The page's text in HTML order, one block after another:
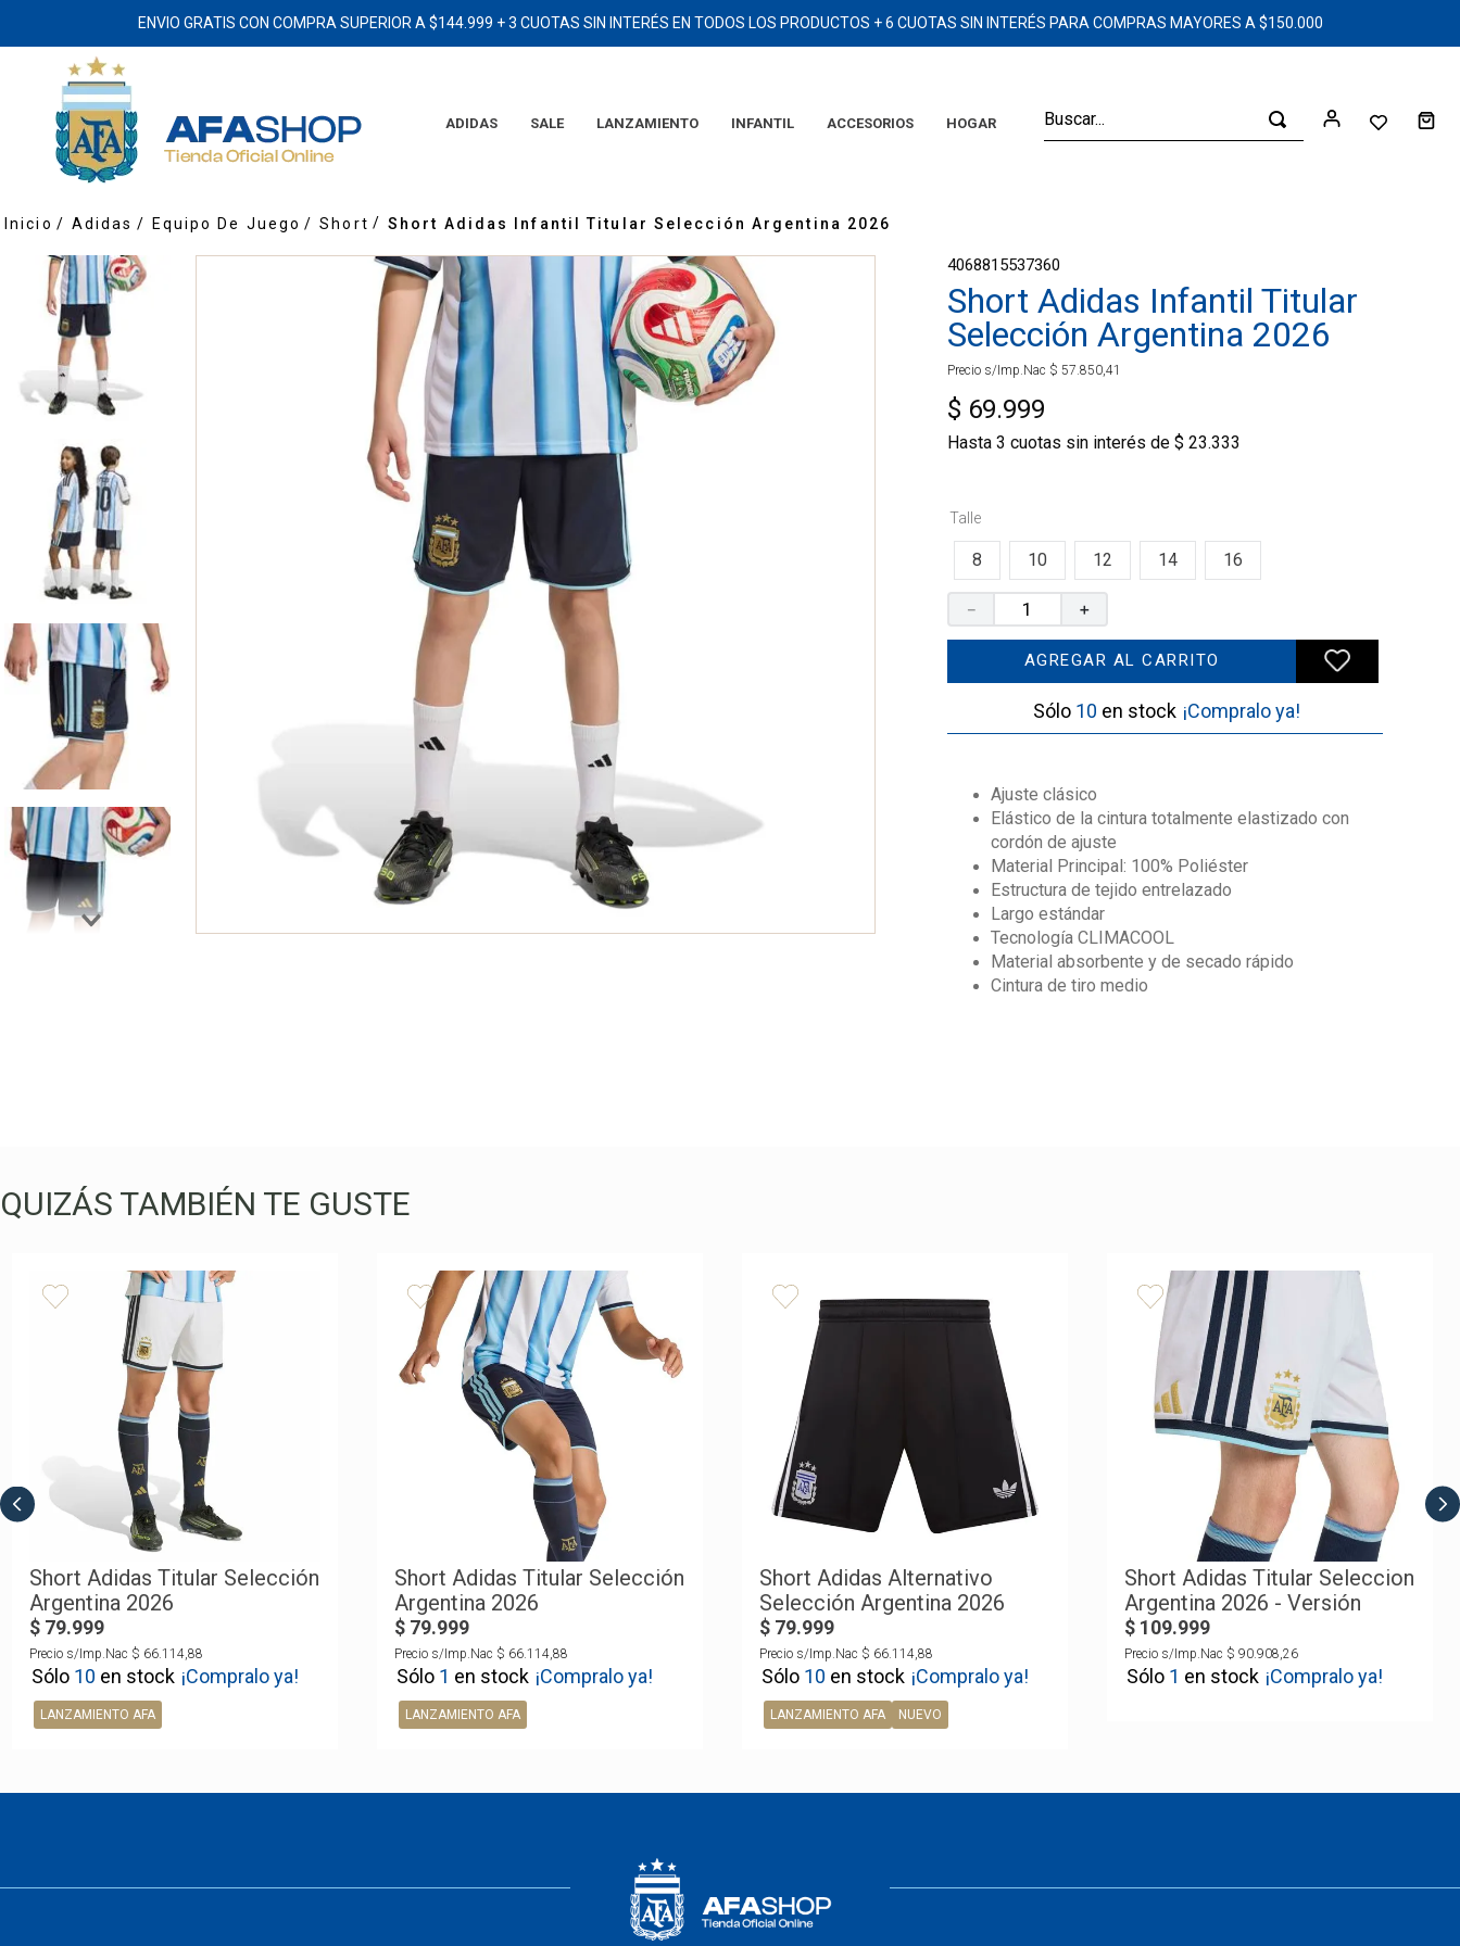
ENVIO GRATIS CON COMPRA SUPERIOR A $144.999 + 3 CUOTAS SIN INTERÉS EN TODOS LOS PRODUCTOS + 6 CUOTAS SIN INTERÉS PARA COMPRAS MAYORES A $150.000
ADIDAS SALE LANZAMIENTO INFANTIL ACCESORIOS HOGAR
Adidas Equipo De Juego Short Short Adidas Infantil Titular Selección Argentina 2026
4068815537360
Short Adidas Infantil Titular
Selección Argentina 2026
Precio s/Imp.Nac $ 57.850,41
$ 69.999
Hasta3 cuotas sin interés de$ 23.333
Talle
8 10 12 14 16
＋
－
AGREGAR AL CARRITO
10 ¡Compralo ya!
Ajuste clásico
Elástico de la cintura totalmente elastizado con
cordón de ajuste
Material Principal: 100% Poliéster
Estructura de tejido entrelazado
Largo estándar
Tecnología CLIMACOOL
Material absorbente y de secado rápido
Cintura de tiro medio
QUIZÁS TAMBIÉN TE GUSTE
Short Adidas Titular Selección
Argentina 2026
$ 79.999
Precio s/Imp.Nac $ 66.114,88
10 ¡Compralo ya!
LANZAMIENTO AFA
Short Adidas Titular Selección
Argentina 2026
$ 79.999
Precio s/Imp.Nac $ 66.114,88
1 ¡Compralo ya!
LANZAMIENTO AFA
Short Adidas Alternativo
Selección Argentina 2026
$ 79.999
Precio s/Imp.Nac $ 66.114,88
10 ¡Compralo ya!
LANZAMIENTO AFA NUEVO
Short Adidas Titular Seleccion
Argentina 2026 - Versión
Jugador Autentico
$ 109.999
Precio s/Imp.Nac $ 90.908,26
1 ¡Compralo ya!
2 .
campera
camiseta
.
argentina
5
eqt
.
adidas
short
camiseta argentina